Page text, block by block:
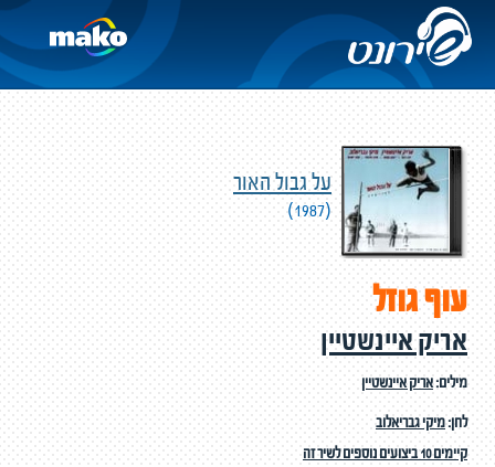
על גבול האור
(1987)
עוף גוזל
אריק איינשטיין
מילים:אריק איינשטיין
לחן:מיקי גבריאלוב
קיימים 10 ביצועים נוספים לשיר זה